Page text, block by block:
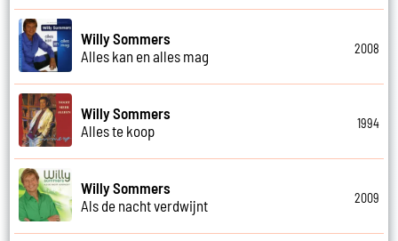
Willy Sommers
Alles kan en alles mag
2008
Willy Sommers
Alles te koop
1994
Willy Sommers
Als de nacht verdwijnt
2009